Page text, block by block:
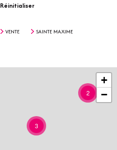
Réinitialiser
VENTE
SAINTE MAXIME
2
3
+
−